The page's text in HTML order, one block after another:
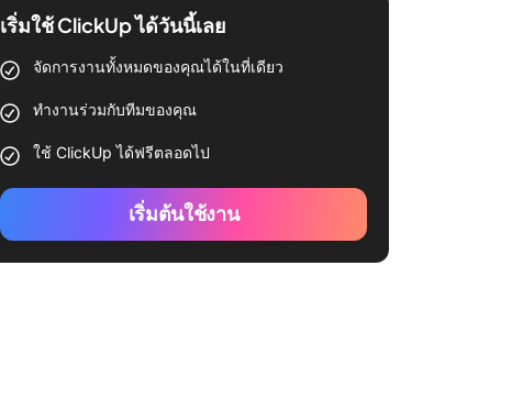
เริ่มใช้ ClickUp ได้วันนี้เลย
จัดการงานทั้งหมดของคุณได้ในที่เดียว
ทำงานร่วมกับทีมของคุณ
ใช้ ClickUp ได้ฟรีตลอดไป
เริ่มต้นใช้งาน